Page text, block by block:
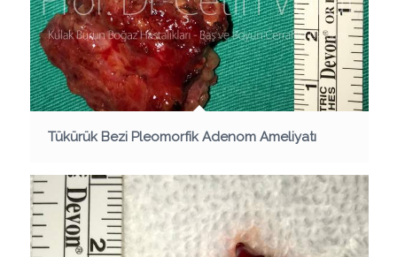
Tükürük Bezi Pleomorfik Adenom Ameliyatı